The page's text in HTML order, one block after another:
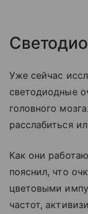
Уже сейчас
светодиодные
головного
расслабиться
Как они
пояснил, что
цветовыми
частот,